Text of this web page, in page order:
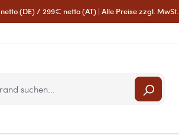
(DE) / 299€ netto (AT) | Alle Preise zzgl. MwSt.